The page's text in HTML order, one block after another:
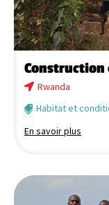
Rwanda
Habitat et
En savoir plus